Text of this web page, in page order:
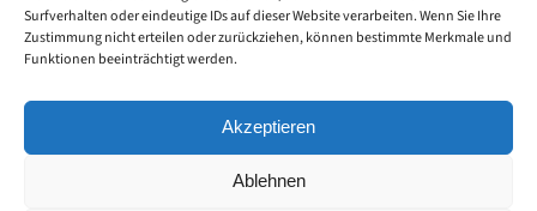
Surfverhalten oder eindeutige IDs auf dieser Website verarbeiten. Wenn Sie Ihre
Zustimmung nicht erteilen oder zurückziehen, können bestimmte Merkmale und
Funktionen beeinträchtigt werden.
Akzeptieren
Ablehnen
© Copyright 2023 - 2026 | Cisterscapes
Alle Rechte vorbehalten
und alle Angaben ohne Gewähr.